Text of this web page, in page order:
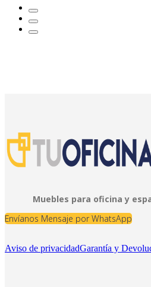
Muebles para oficina y
Envíanos Mensaje por WhatsApp
Aviso de privacidadGarantía y